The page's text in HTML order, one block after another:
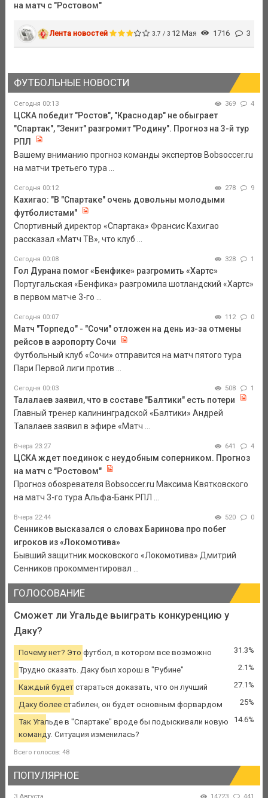
на матч с "Ростовом"
Лента новостей 3.7 / 3 12 Мая 1716 3
ФУТБОЛЬНЫЕ НОВОСТИ
Сегодня 00:13 369 4
ЦСКА победит "Ростов", "Краснодар" не обыграет
"Спартак", "Зенит" разгромит "Родину". Прогноз на 3-й тур
РПЛ
Вашему вниманию прогноз команды экспертов Bobsoccer.ru
на матчи третьего тура ...
Сегодня 00:12 278 9
Кахигао: "В "Спартаке" очень довольны молодыми
футболистами"
Спортивный директор «Спартака» Франсис Кахигао
рассказал «Матч ТВ», что клуб ...
Сегодня 00:08 328 1
Гол Дурана помог «Бенфике» разгромить «Хартс»
Португальская «Бенфика» разгромила шотландский «Хартс»
в первом матче 3-го ...
Сегодня 00:07 112 0
Матч "Торпедо" - "Сочи" отложен на день из-за отмены
рейсов в аэропорту Сочи
Футбольный клуб «Сочи» отправится на матч пятого тура
Пари Первой лиги против ...
Сегодня 00:03 508 1
Талалаев заявил, что в составе "Балтики" есть потери
Главный тренер калининградской «Балтики» Андрей
Талалаев заявил в эфире «Матч ...
Вчера 23:27 641 4
ЦСКА ждет поединок с неудобным соперником. Прогноз
на матч с "Ростовом"
Прогноз обозревателя Bobsoccer.ru Максима Квятковского
на матч 3-го тура Альфа-Банк РПЛ ...
Вчера 22:44 520 0
Сенников высказался о словах Баринова про побег
игроков из «Локомотива»
Бывший защитник московского «Локомотива» Дмитрий
Сенников прокомментировал ...
ГОЛОСОВАНИЕ
Сможет ли Угальде выиграть конкуренцию у
Даку?
Почему нет? Это футбол, в котором все возможно 31.3%
Трудно сказать. Даку был хорош в "Рубине" 2.1%
Каждый будет стараться доказать, что он лучший 27.1%
Даку более стабилен, он будет основным форвардом 25%
Так Угальде в "Спартаке" вроде бы подыскивали новую
команду. Ситуация изменилась?
14.6%
Всего голосов: 48
ПОПУЛЯРНОЕ